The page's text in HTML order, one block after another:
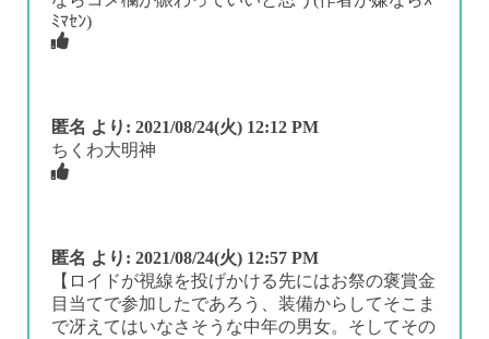
ﾐﾏｾﾝ)
匿名 より: 2021/08/24(火) 12:12 PM
ちくわ大明神
匿名 より: 2021/08/24(火) 12:57 PM
【ロイドが視線を投げかける先にはお祭の褒賞金
目当てで参加したであろう、装備からしてそこま
で冴えてはいなさそうな中年の男女。そしてその